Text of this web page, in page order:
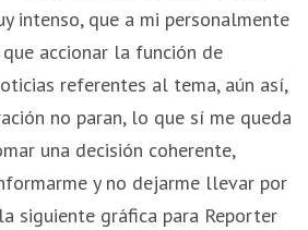
intenso, que a mi personalmente
accionar la función de
referentes al tema, aún así,
no paran, lo que sí me queda
una decisión coherente,
y no dejarme llevar por
siguiente gráfica para Reporter